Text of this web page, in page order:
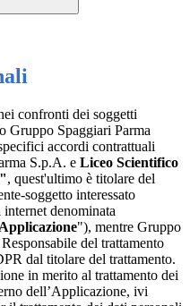
confronti dei soggetti
Gruppo Spaggiari Parma
accordi contrattuali
S.p.A. e Liceo Scientifico
, quest'ultimo è titolare del
soggetto interessato
denominata
Applicazione"), mentre Gruppo
del trattamento
dal titolare del trattamento.
in merito al trattamento dei
dell’Applicazione, ivi